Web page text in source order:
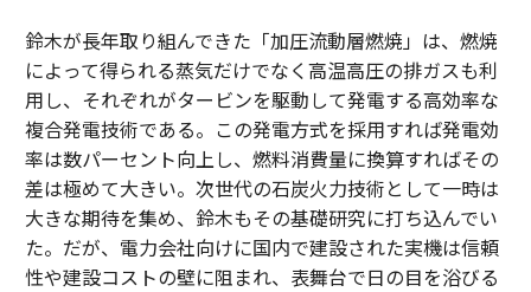
鈴木が長年取り組んできた「加圧流動層燃焼」は、燃焼
によって得られる蒸気だけでなく高温高圧の排ガスも利
用し、それぞれがタービンを駆動して発電する高効率な
複合発電技術である。この発電方式を採用すれば発電効
率は数パーセント向上し、燃料消費量に換算すればその
差は極めて大きい。次世代の石炭火力技術として一時は
大きな期待を集め、鈴木もその基礎研究に打ち込んでい
た。だが、電力会社向けに国内で建設された実機は信頼
性や建設コストの壁に阻まれ、表舞台で日の目を浴びる